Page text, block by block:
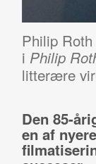
Philip
i Philip
litterære
Den 85-
en af